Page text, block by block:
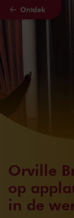
NaarOntdek
Orville
op
in de